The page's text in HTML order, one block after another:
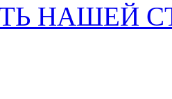
НАШЕЙ